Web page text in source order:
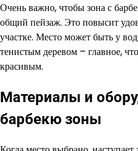
Очень важно, чтобы зона с
общий пейзаж. Это повысит
участке. Место может быть у
тенистым деревом – главное,
красивым.
Материалы и
барбекю зоны